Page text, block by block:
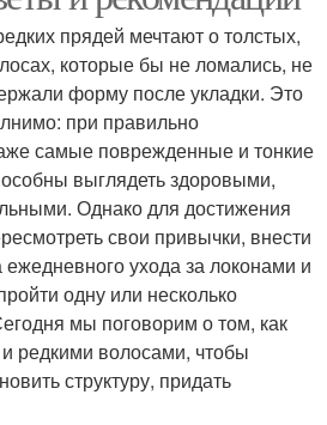
прядей мечтают о толстых,
которые бы не ломались, не
форму после укладки. Это
при правильно
самые поврежденные и тонкие
выглядеть здоровыми,
Однако для достижения
свои привычки, внести
ухода за локонами и
одну или несколько
мы поговорим о том, как
редкими волосами, чтобы
структуру, придать